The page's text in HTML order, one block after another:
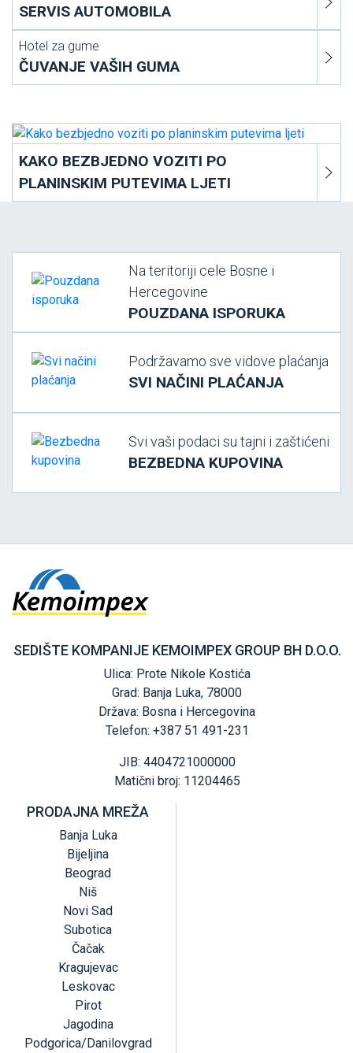
SERVIS AUTOMOBILA
Hotel za gume
ČUVANJE VAŠIH GUMA
KAKO BEZBJEDNO VOZITI PO
PLANINSKIM PUTEVIMA LJETI
Na teritoriji cele Bosne i
Hercegovine
POUZDANA ISPORUKA
Podržavamo sve vidove plaćanja
SVI NAČINI PLAĆANJA
Svi vaši podaci su tajni i zaštićeni
BEZBEDNA KUPOVINA
SEDIŠTE KOMPANIJE KEMOIMPEX GROUP BH D.O.O.
Ulica: Prote Nikole Kostića
Grad: Banja Luka, 78000
Država: Bosna i Hercegovina
Telefon: +387 51 491-231
JIB: 4404721000000
Matični broj: 11204465
PRODAJNA MREŽA
Banja Luka
Bijeljina
Beograd
Niš
Novi Sad
Subotica
Čačak
Kragujevac
Leskovac
Pirot
Jagodina
Podgorica/Danilovgrad